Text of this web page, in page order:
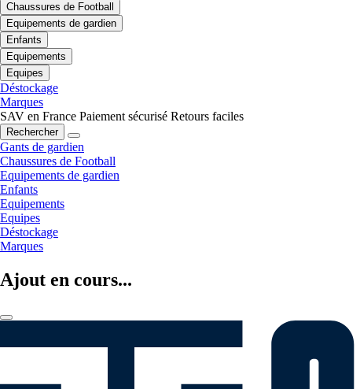
Chaussures de Football
Equipements de gardien
Enfants
Equipements
Equipes
Déstockage
Marques
SAV en France Paiement sécurisé Retours faciles
Rechercher
Gants de gardien
Chaussures de Football
Equipements de gardien
Enfants
Equipements
Equipes
Déstockage
Marques
Ajout en cours...